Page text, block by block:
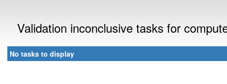
Validation inconclusive tasks for
No tasks to display